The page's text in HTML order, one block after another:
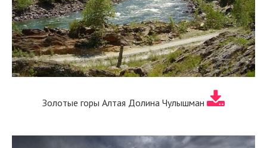
Золотые горы Алтая Долина Чулышман